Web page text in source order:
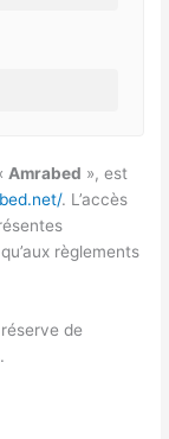
Amrabed », est
. L’accès
règlements
de